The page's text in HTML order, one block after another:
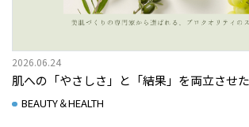
2026.06.24
肌への「やさしさ」と「結果」を両立させ
BEAUTY＆HEALTH